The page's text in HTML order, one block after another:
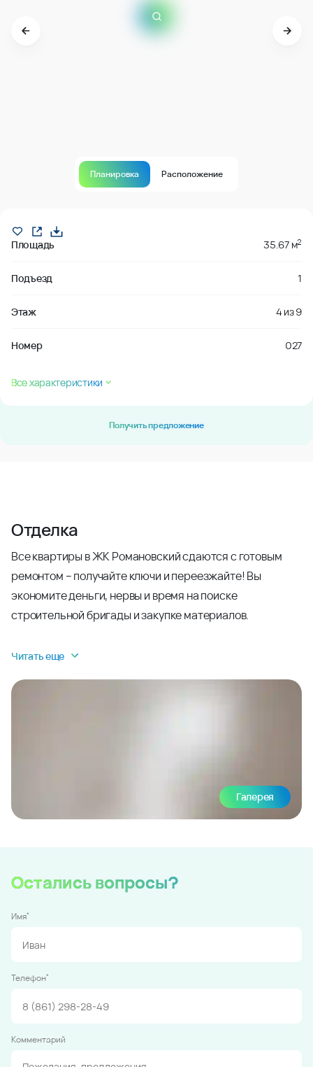
Планировка Расположение
Площадь 35.67 м2
Подъезд 1
Этаж 4 из9
Номер 027
Все характеристики
Получить предложение
Отделка
Все квартиры в ЖК Романовский сдаются с готовым
ремонтом – получайте ключи и переезжайте! Вы
экономите деньги, нервы и время на поиске
строительной бригады и закупке материалов.
Читать еще
Галерея
Остались вопросы?
Имя*
Телефон*
Комментарий